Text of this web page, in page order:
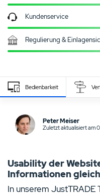
Kundenservice
Regulierung &
NUTZER BEWERTUNG
5 Sterne
4 Sterne
Bedienbarkeit
Peter Meiser
Zuletzt aktualisiert
Usability der
Informationen
In unserem JustTRADE